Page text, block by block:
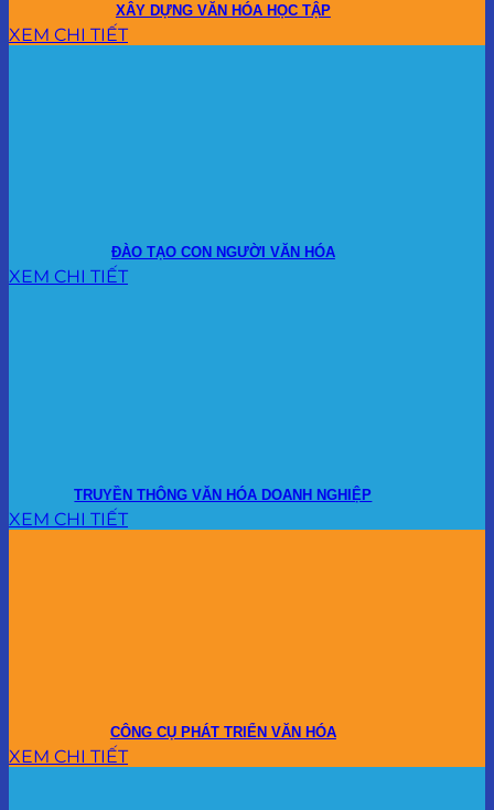
XÂY DỰNG VĂN HÓA HỌC TẬP
XEM CHI TIẾT
ĐÀO TẠO CON NGƯỜI VĂN HÓA
XEM CHI TIẾT
TRUYỀN THÔNG VĂN HÓA DOANH NGHIỆP
XEM CHI TIẾT
CÔNG CỤ PHÁT TRIỂN VĂN HÓA
XEM CHI TIẾT